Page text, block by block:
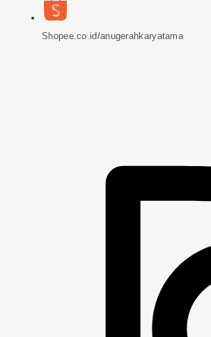
Shopee.co.id/anugerahkaryatama